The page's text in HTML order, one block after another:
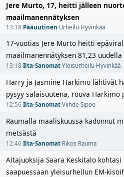
Jere Murto, 17, heitti jälleen
maailmanennätyksen
13:18·Pääuutinen·Urheilu·Hyvinkää
17-vuotias Jere Murto heitti
maailmanennätyksen 81,23
13:18·Ilta-Sanomat·Yleisurheilu·Hyvinkää
Harry ja Jasmine Harkimo lähtivät
pysyy salaisuutena, rouva Harkimo
12:56·Ilta-Sanomat·Viihde·Sipoo
Raumalla maaliskuussa kadonnut
metsästä
12:46·Ilta-Sanomat·Rikos·Rauma
Aitajuoksija Saara Keskitalo
saapuessaan yleisurheilun EM-